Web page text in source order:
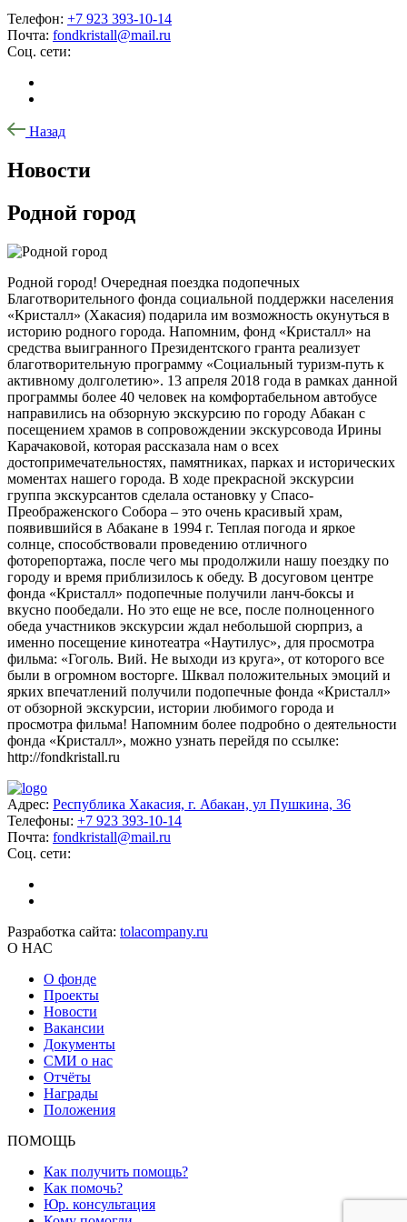
Телефон: +7 923 393-10-14
Почта: fondkristall@mail.ru
Соц. сети:
Назад
Новости
Родной город
Родной город! Очередная поездка подопечных
Благотворительного фонда социальной поддержки населения
«Кристалл» (Хакасия) подарила им возможность окунуться в
историю родного города. Напомним, фонд «Кристалл» на
средства выигранного Президентского гранта реализует
благотворительную программу «Социальный туризм-путь к
активному долголетию». 13 апреля 2018 года в рамках данной
программы более 40 человек на комфортабельном автобусе
направились на обзорную экскурсию по городу Абакан с
посещением храмов в сопровождении экскурсовода Ирины
Карачаковой, которая рассказала нам о всех
достопримечательностях, памятниках, парках и исторических
моментах нашего города. В ходе прекрасной экскурсии
группа экскурсантов сделала остановку у Спасо-
Преображенского Собора – это очень красивый храм,
появившийся в Абакане в 1994 г. Теплая погода и яркое
солнце, способствовали проведению отличного
фоторепортажа, после чего мы продолжили нашу поездку по
городу и время приблизилось к обеду. В досуговом центре
фонда «Кристалл» подопечные получили ланч-боксы и
вкусно пообедали. Но это еще не все, после полноценного
обеда участников экскурсии ждал небольшой сюрприз, а
именно посещение кинотеатра «Наутилус», для просмотра
фильма: «Гоголь. Вий. Не выходи из круга», от которого все
были в огромном восторге. Шквал положительных эмоций и
ярких впечатлений получили подопечные фонда «Кристалл»
от обзорной экскурсии, истории любимого города и
просмотра фильма! Напомним более подробно о деятельности
фонда «Кристалл», можно узнать перейдя по ссылке:
http://fondkristall.ru
Адрес: Республика Хакасия, г. Абакан, ул Пушкина, 36
Телефоны: +7 923 393-10-14
Почта: fondkristall@mail.ru
Соц. сети:
Разработка сайта: tolacompany.ru
О НАС
О фонде
Проекты
Новости
Вакансии
Документы
СМИ о нас
Отчёты
Награды
Положения
ПОМОЩЬ
Как получить помощь?
Как помочь?
Юр. консультация